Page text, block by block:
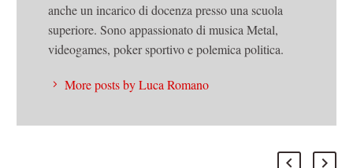
anche un incarico di docenza presso una scuola
superiore. Sono appassionato di musica Metal,
videogames, poker sportivo e polemica politica.
More posts by Luca Romano